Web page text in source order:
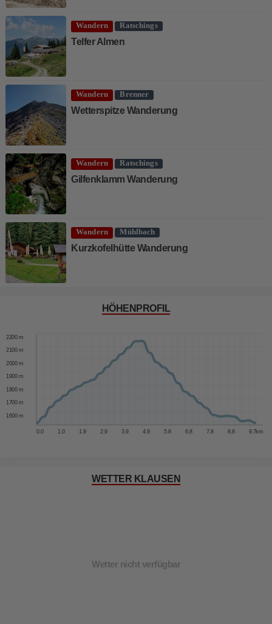
Wandern Ratschings
Telfer Almen
Wandern Brenner
Wetterspitze Wanderung
Wandern Ratschings
Gilfenklamm Wanderung
Wandern Mühlbach
Kurzkofelhütte Wanderung
HÖHENPROFIL
0.0 1.0 1.9 2.9 3.9 4.9 5.8 6.8 7.8 8.8 9.7km
1600 m
1700 m
1800 m
1900 m
2000 m
2100 m
2200 m
WETTER KLAUSEN
Wetter nicht verfügbar